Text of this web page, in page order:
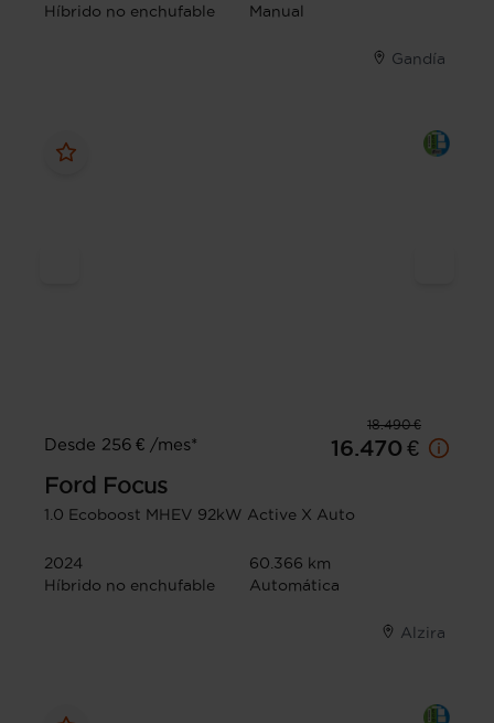
Híbrido no enchufable
Manual
Gandía
18.490 €
Desde 256 € /mes*
16.470 €
Ford Focus
1.0 Ecoboost MHEV 92kW Active X Auto
2024
60.366 km
Híbrido no enchufable
Automática
Alzira